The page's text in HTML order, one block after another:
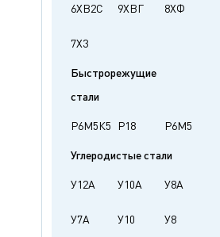
6ХВ2С 9ХВГ 8ХФ
7Х3
Быстрорежущие
стали
Р6М5К5 Р18 Р6М5
Углеродистые стали
У12А У10А У8А
У7А У10 У8